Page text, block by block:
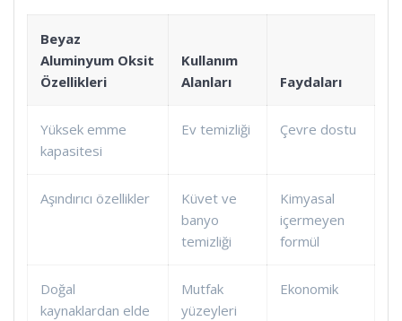
Beyaz
Aluminyum Oksit
Özellikleri
Kullanım
Alanları
Faydaları
Yüksek emme
kapasitesi
Ev temizliği Çevre dostu
Aşındırıcı özellikler
Küvet ve
banyo
temizliği
Kimyasal
içermeyen
formül
Doğal
kaynaklardan elde
Mutfak
yüzeyleri
Ekonomik